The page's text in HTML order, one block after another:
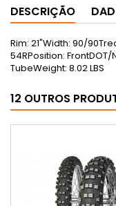
DESCRIÇÃO
Rim: 21"Width: 90/
54RPosition: FrontDOT/
TubeWeight: 8.02 LBS
12 OUTROS